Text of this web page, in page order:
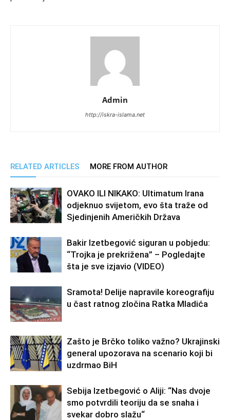
Admin
http://iskra-islama.net
RELATED ARTICLES MORE FROM AUTHOR
OVAKO ILI NIKAKO: Ultimatum Irana
odjeknuo svijetom, evo šta traže od
Sjedinjenih Američkih Država
Bakir Izetbegović siguran u pobjedu:
“Trojka je prekrižena” – Pogledajte
šta je sve izjavio (VIDEO)
Sramota! Delije napravile koreografiju
u čast ratnog zločina Ratka Mladića
Zašto je Brčko toliko važno? Ukrajinski
general upozorava na scenario koji bi
uzdrmao BiH
Sebija Izetbegović o Aliji: “Nas dvoje
smo potvrdili teoriju da se snaha i
svekar dobro slažu“